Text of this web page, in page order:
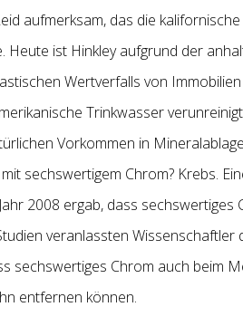
aufmerksam, das die
Heute ist Hinkley aufgrund der
Wertverfalls von
Trinkwasser
Vorkommen in
sechswertigem Chrom? Krebs.
2008 ergab, dass sechswertiges
veranlassten Wissenschaftler
sechswertiges Chrom auch beim
entfernen können.